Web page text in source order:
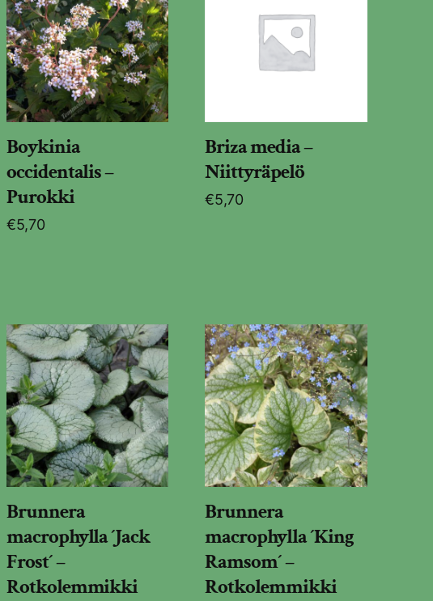
Boykinia
occidentalis –
Purokki
€5,70
Briza media –
Niittyräpelö
€5,70
Brunnera
macrophylla ´Jack
Frost´ –
Rotkolemmikki
Brunnera
macrophylla ´King
Ramsom´ –
Rotkolemmikki